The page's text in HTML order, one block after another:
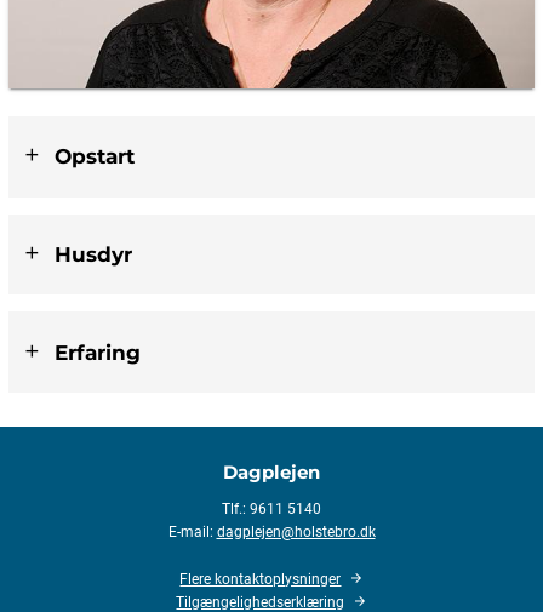
Opstart
Husdyr
Erfaring
Dagplejen
Tlf.: 9611 5140
E-mail: dagplejen@holstebro.dk
Flere kontaktoplysninger
Tilgængelighedserklæring